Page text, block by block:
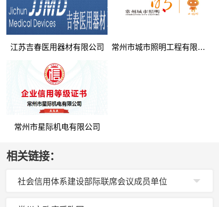
江苏吉春医用器材有限公司
常州市星际机电有限公司
相关链接：